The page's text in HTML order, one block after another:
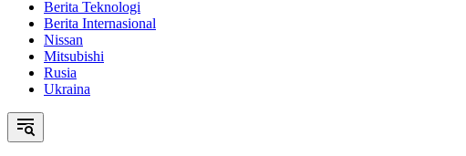
Berita Teknologi
Berita Internasional
Nissan
Mitsubishi
Rusia
Ukraina